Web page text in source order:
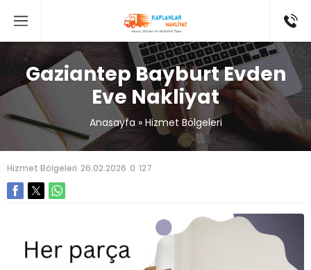
Gaziantep Bayburt Evden
Eve Nakliyat
Anasayfa» Hizmet Bölgeleri
Hizmet Bölgeleri 26.02.2026 0 127